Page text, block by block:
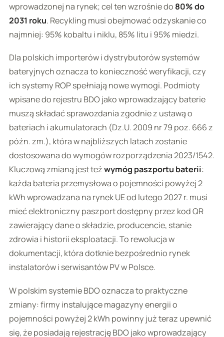
wprowadzonej na rynek; cel ten wzrośnie do 80% do
2031 roku. Recykling musi obejmować odzyskanie co
najmniej: 95% kobaltu i niklu, 85% litu i 95% miedzi.
Dla polskich importerów i dystrybutorów systemów
bateryjnych oznacza to konieczność weryfikacji, czy
ich systemy ROP spełniają nowe wymogi. Podmioty
wpisane do rejestru BDO jako wprowadzający baterie
muszą składać sprawozdania zgodnie z ustawą o
bateriach i akumulatorach (Dz.U. 2009 nr 79 poz. 666 z
późn. zm.), która w najbliższych latach zostanie
dostosowana do wymogów rozporządzenia 2023/1542.
Kluczową zmianą jest teżwymóg paszportu baterii:
każda bateria przemysłowa o pojemności powyżej 2
kWh wprowadzana na rynek UE od lutego 2027 r. musi
mieć elektroniczny paszport dostępny przez kod QR
zawierający dane o składzie, producencie, stanie
zdrowia i historii eksploatacji. To rewolucja w
dokumentacji, która dotknie bezpośrednio rynek
instalatorów i serwisantów PV w Polsce.
W polskim systemie BDO oznacza to praktyczne
zmiany: firmy instalujące magazyny energii o
pojemności powyżej 2 kWh powinny już teraz upewnić
się, że posiadają rejestrację BDO jako wprowadzający